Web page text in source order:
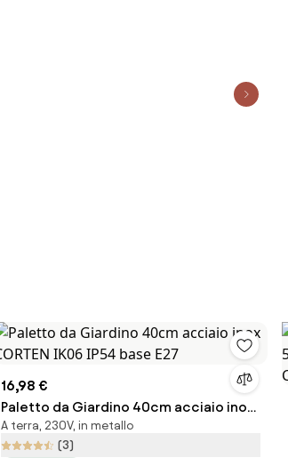
16,98 €
Paletto da Giardino 40cm acciaio inox
CORTEN IK06 IP54 base E27
A terra, 230V, in metallo
(3)